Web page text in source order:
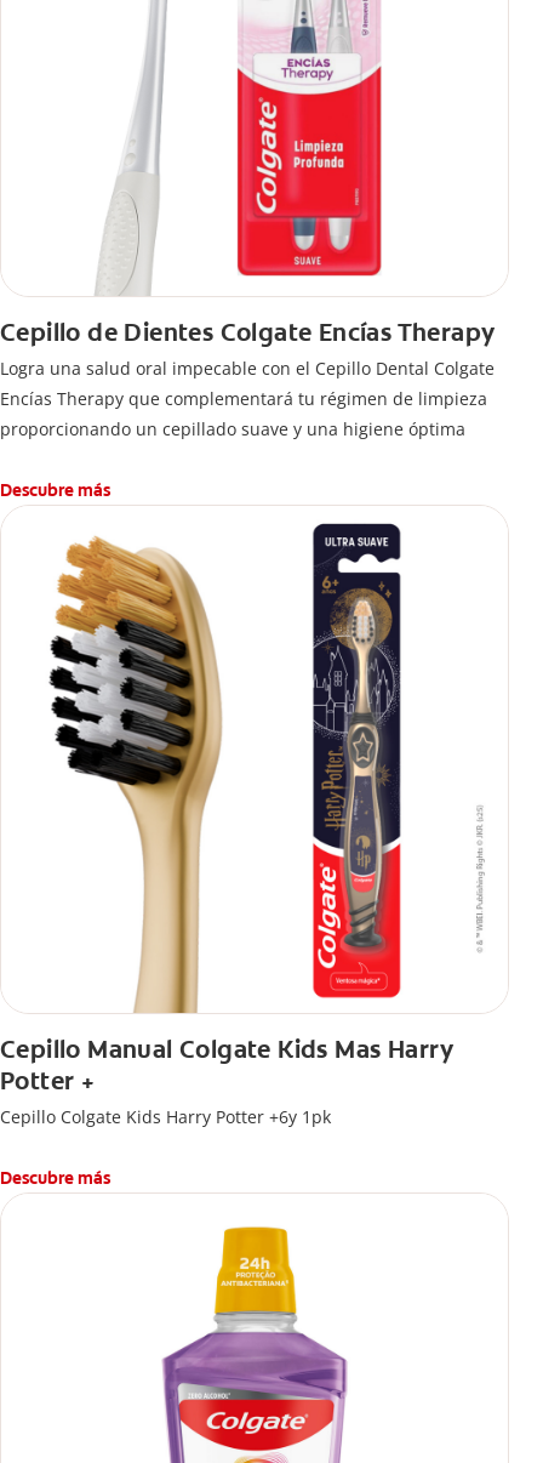
Cepillo de Dientes Colgate Encías Therapy
Logra una salud oral impecable con el Cepillo Dental Colgate
Encías Therapy que complementará tu régimen de limpieza
proporcionando un cepillado suave y una higiene óptima
Descubre más
Cepillo Manual Colgate Kids Mas Harry
Potter +
Cepillo Colgate Kids Harry Potter +6y 1pk
Descubre más